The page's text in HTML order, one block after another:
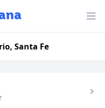
Santa Fe